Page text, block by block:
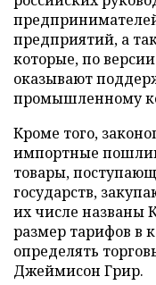
предприятий, а
которые, по
оказывают
промышленному
Кроме того,
импортные
товары,
государств,
их числе названы
размер тарифов в
определять
Джеймисон Грир.